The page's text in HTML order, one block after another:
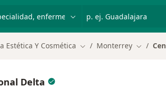
Estética Y Cosmética Cambiar de ciudad
Monterrey
Delta